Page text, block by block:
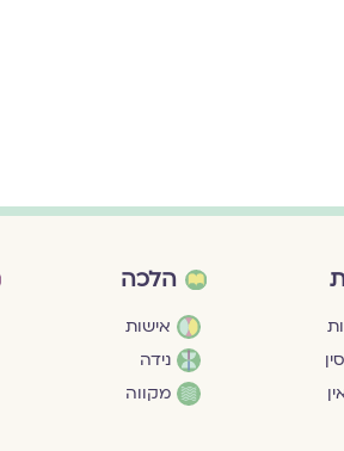
הלכה
אישות
נידה
מקווה